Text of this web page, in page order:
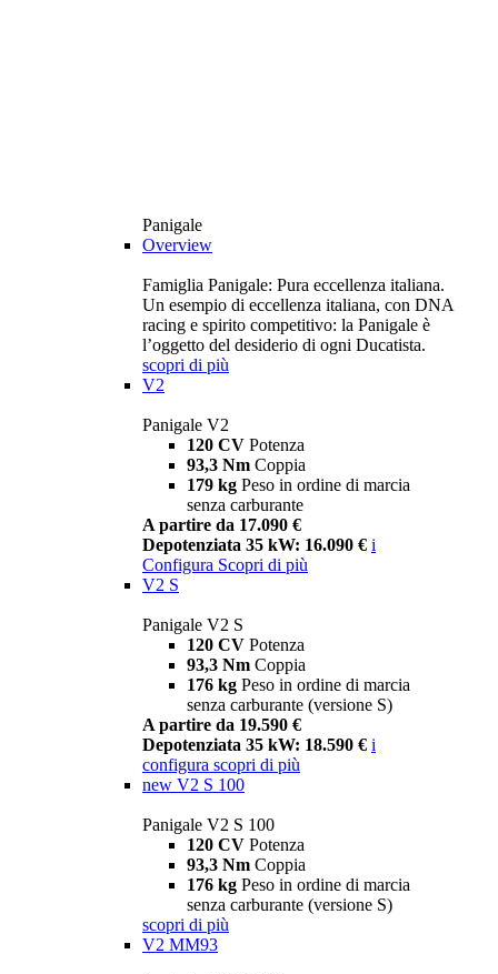
Panigale
Overview
Famiglia Panigale: Pura eccellenza italiana.
Un esempio di eccellenza italiana, con DNA
racing e spirito competitivo: la Panigale è
l’oggetto del desiderio di ogni Ducatista.
scopri di più
V2
Panigale V2
120 CV Potenza
93,3 Nm Coppia
179 kg Peso in ordine di marcia
senza carburante
A partire da 17.090 €
Depotenziata 35 kW: 16.090 € i
Configura Scopri di più
V2 S
Panigale V2 S
120 CV Potenza
93,3 Nm Coppia
176 kg Peso in ordine di marcia
senza carburante (versione S)
A partire da 19.590 €
Depotenziata 35 kW: 18.590 € i
configura scopri di più
new V2 S 100
Panigale V2 S 100
120 CV Potenza
93,3 Nm Coppia
176 kg Peso in ordine di marcia
senza carburante (versione S)
scopri di più
V2 MM93